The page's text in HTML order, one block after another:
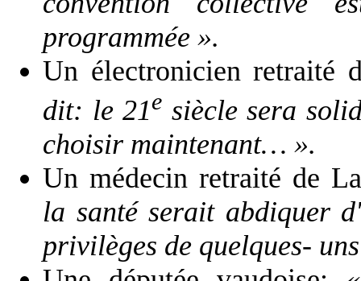
programmée ».
Un électronicien retraité
dit: le 21e siècle sera
choisir maintenant… ».
Un médecin retraité de
la santé serait abdiquer
privilèges de quelques-